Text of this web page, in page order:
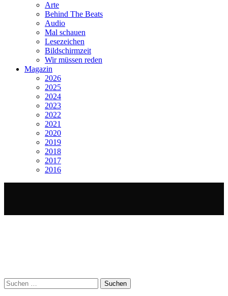
Arte
Behind The Beats
Audio
Mal schauen
Lesezeichen
Bildschirmzeit
Wir müssen reden
Magazin
2026
2025
2024
2023
2022
2021
2020
2019
2018
2017
2016
Suchen
nach: